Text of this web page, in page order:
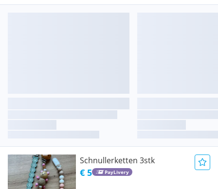
Schnullerketten 3stk
€ 5 PayLivery